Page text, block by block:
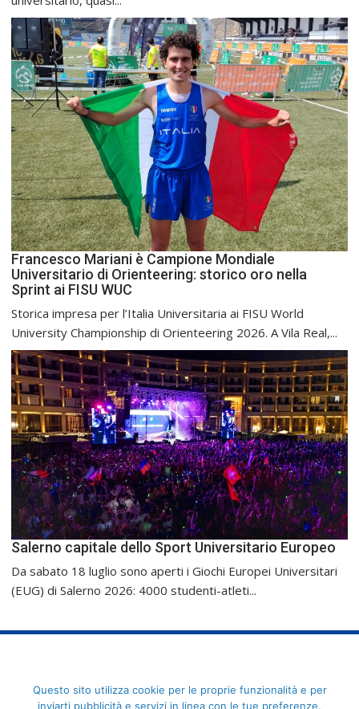
Francesco Mariani è Campione Mondiale
Universitario di Orienteering: storico oro nella
Sprint ai FISU WUC
Storica impresa per l’Italia Universitaria ai FISU World
University Championship di Orienteering 2026. A Vila Real,...
Salerno capitale dello Sport Universitario Europeo
Da sabato 18 luglio sono aperti i Giochi Europei Universitari
(EUG) di Salerno 2026: 4000 studenti-atleti...
FederCUSI: Federazione Italiana dello Sport Universitario - Via
Angelo Brofferio, 7 - 00195 Roma - C.F. 80109270589
Questo sito utilizza cookie per le proprie funzionalità e per
inviarti pubblicità e servizi in linea con le tue preferenze.